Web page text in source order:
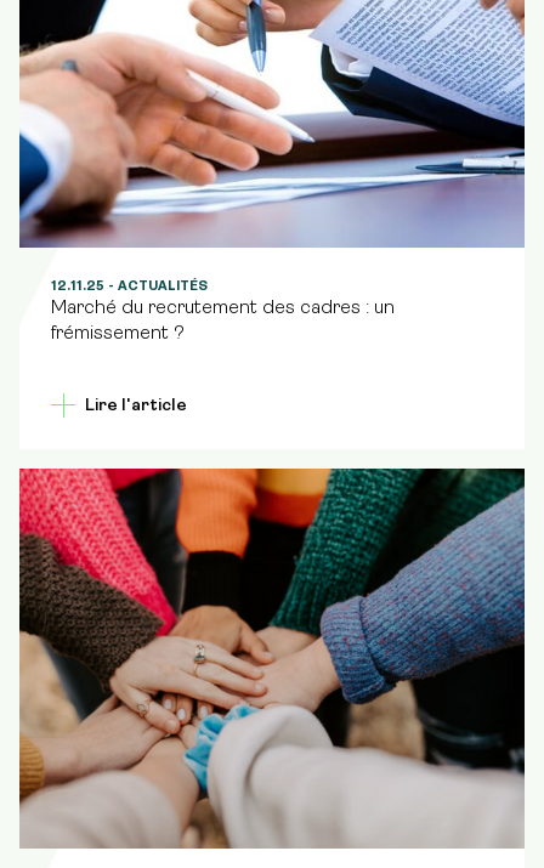
12.11.25 - ACTUALITÉS
Marché du recrutement des cadres : un
frémissement ?
Lire l'article